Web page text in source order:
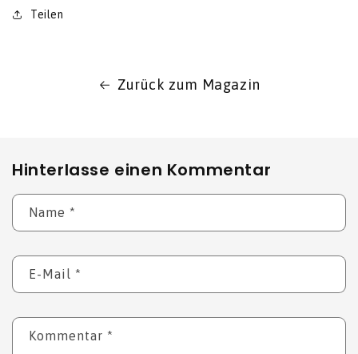
Teilen
Zurück zum Magazin
Hinterlasse einen Kommentar
Name *
E-Mail *
Kommentar *